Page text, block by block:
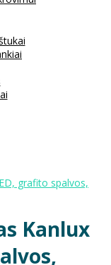
grafito spalvos,
Kanlux